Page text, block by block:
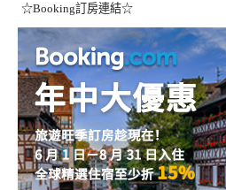
☆Booking訂房連結☆